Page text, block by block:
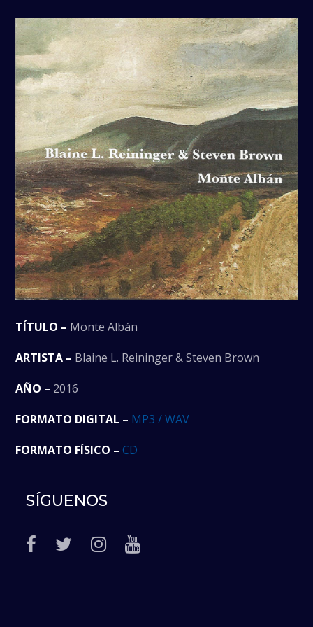
TÍTULO – Monte Albán
ARTISTA – Blaine L. Reininger & Steven Brown
AÑO – 2016
FORMATO DIGITAL – MP3 / WAV
FORMATO FÍSICO – CD
SÍGUENOS